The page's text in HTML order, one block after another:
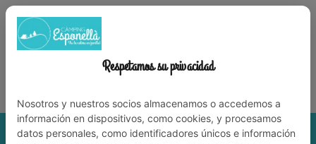
972 59 70 74
TREBALLA AMB NOSALTRES
Viu la natura en família!
Respetamos su privacidad
Nosotros y nuestros socios almacenamos o accedemos a
información en dispositivos, como cookies, y procesamos
datos personales, como identificadores únicos e información